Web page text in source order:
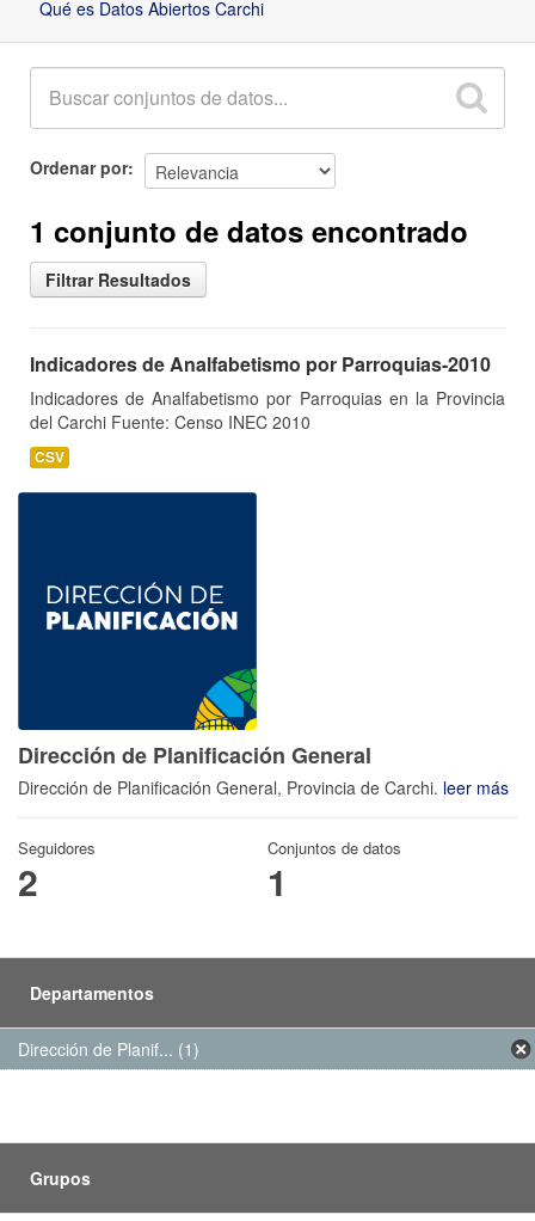
Qué es Datos Abiertos Carchi
Ordenar por
1 conjunto de datos encontrado
Filtrar Resultados
Indicadores de Analfabetismo por Parroquias-2010
Indicadores de Analfabetismo por Parroquias en la Provincia
del Carchi Fuente: Censo INEC 2010
CSV
Dirección de Planificación General
Dirección de Planificación General, Provincia de Carchi. leer más
Seguidores
2
Conjuntos de datos
1
Departamentos
Dirección de Planif... (1)
Grupos